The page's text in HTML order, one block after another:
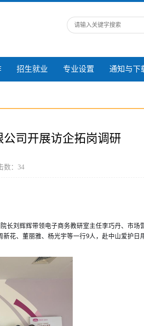
招生就业 专业设置 通知与下
司开展访企拓岗调研
： 34
长刘辉辉带领电子商务教研室主任李巧丹、市场
新花、董丽雅、 杨光宇等一行9人 ，赴中山爱护日